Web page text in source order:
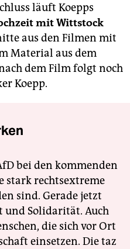
läuft Koepps
mit Wittstock
aus den Filmen mit
Material aus dem
dem Film folgt noch
Koepp.
bei den kommenden
stark rechtsextreme
sind. Gerade jetzt
und Solidarität. Auch
die sich vor Ort
einsetzen. Die taz